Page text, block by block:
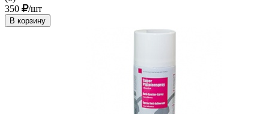
350
/шт
В корзину